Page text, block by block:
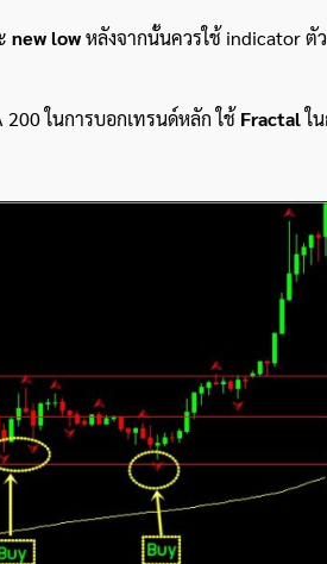
new lowหลังจากนั้นควรใช้ indicator ตั
ในการบอกเทรนด์หลัก ใช้ Fractalใ